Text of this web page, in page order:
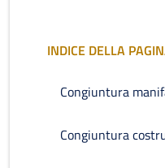
INDICE DELLA
Congiuntura
Congiuntura